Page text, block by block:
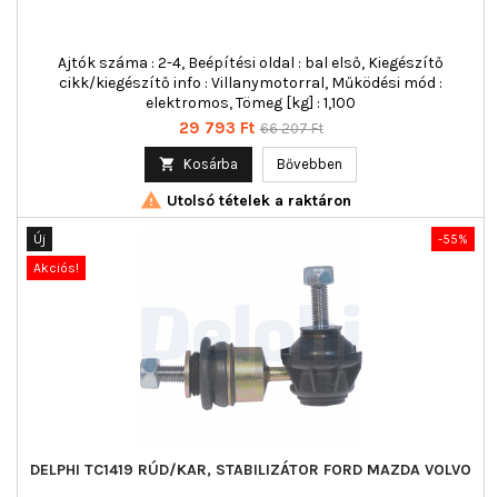
Ajtók száma : 2-4, Beépítési oldal : bal első, Kiegészítő
cikk/kiegészítő info : Villanymotorral, Működési mód :
elektromos, Tömeg [kg] : 1,100
Ár
29 793 Ft Normál
66 207 Ft
 Kosárba Bővebben
 Utolsó tételek a raktáron
-55%
Új
Akciós!
DELPHI TC1419 RÚD/KAR, STABILIZÁTOR FORD MAZDA VOLVO